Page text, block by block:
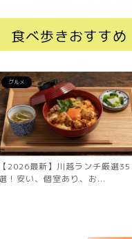
食べ歩きおすすめ
グルメ
【2026最新】川越ランチ厳選35
！安い、個室あり、お...